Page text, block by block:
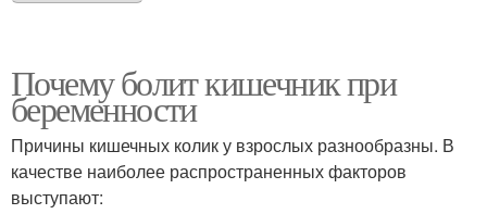
Почему болит кишечник при
беременности
Причины кишечных колик у взрослых разнообразны. В
качестве наиболее распространенных факторов
выступают: